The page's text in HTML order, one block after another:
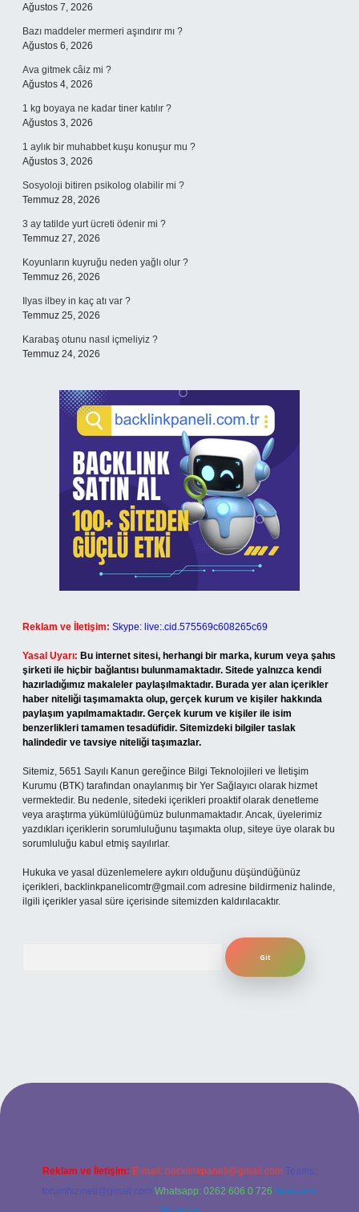
Ağustos 7, 2026
Bazı maddeler mermeri aşındırır mı ?
Ağustos 6, 2026
Ava gitmek câiz mi ?
Ağustos 4, 2026
1 kg boyaya ne kadar tiner katılır ?
Ağustos 3, 2026
1 aylık bir muhabbet kuşu konuşur mu ?
Ağustos 3, 2026
Sosyoloji bitiren psikolog olabilir mi ?
Temmuz 28, 2026
3 ay tatilde yurt ücreti ödenir mi ?
Temmuz 27, 2026
Koyunların kuyruğu neden yağlı olur ?
Temmuz 26, 2026
Ilyas ilbey in kaç atı var ?
Temmuz 25, 2026
Karabaş otunu nasıl içmeliyiz ?
Temmuz 24, 2026
Reklam ve İletişim: Skype: live:.cid.575569c608265c69
Yasal Uyarı: Bu internet sitesi, herhangi bir marka, kurum veya şahıs
şirketi ile hiçbir bağlantısı bulunmamaktadır. Sitede yalnızca kendi
hazırladığımız makaleler paylaşılmaktadır. Burada yer alan içerikler
haber niteliği taşımamakta olup, gerçek kurum ve kişiler hakkında
paylaşım yapılmamaktadır. Gerçek kurum ve kişiler ile isim
benzerlikleri tamamen tesadüfidir. Sitemizdeki bilgiler taslak
halindedir ve tavsiye niteliği taşımazlar.
Sitemiz, 5651 Sayılı Kanun gereğince Bilgi Teknolojileri ve İletişim
Kurumu (BTK) tarafından onaylanmış bir Yer Sağlayıcı olarak hizmet
vermektedir. Bu nedenle, sitedeki içerikleri proaktif olarak denetleme
veya araştırma yükümlülüğümüz bulunmamaktadır. Ancak, üyelerimiz
yazdıkları içeriklerin sorumluluğunu taşımakta olup, siteye üye olarak bu
sorumluluğu kabul etmiş sayılırlar.
Hukuka ve yasal düzenlemelere aykırı olduğunu düşündüğünüz
içerikleri, backlinkpanelicomtr@gmail.com adresine bildirmeniz halinde,
ilgili içerikler yasal süre içerisinde sitemizden kaldırılacaktır.
giriş
Reklam ve İletişim: E-mail: backlinkpaneli@gmail.com Teams:
forumhizmeti@gmail.com Whatsapp: 0262 606 0 726 Telegram: